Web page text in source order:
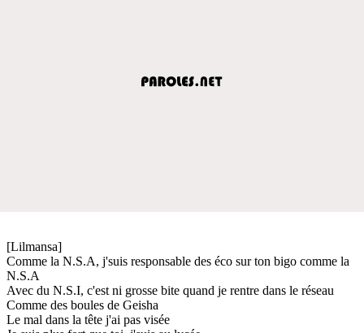
[Lilmansa]
Comme la N.S.A, j'suis responsable des éco sur ton bigo comme la
N.S.A
Avec du N.S.I, c'est ni grosse bite quand je rentre dans le réseau
Comme des boules de Geisha
Le mal dans la tête j'ai pas visée